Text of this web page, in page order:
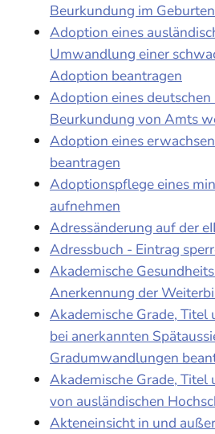
Beurkundung im
Adoption eines
Umwandlung einer
Adoption beantragen
Adoption eines deutschen
Beurkundung von Amts
Adoption eines
beantragen
Adoptionspflege eines
aufnehmen
Adressänderung auf der
Adressbuch - Eintrag
Akademische
Anerkennung der
Akademische Grade, Titel
bei anerkannten
Gradumwandlungen
Akademische Grade, Titel
von ausländischen
Akteneinsicht in und